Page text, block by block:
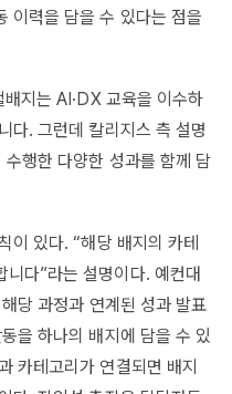
이력을 담을 수 있다는 점을
지는 AI·DX 교육을 이수하
다. 그런데 칼리지스 측 설명
행한 다양한 성과를 함께 담
이 있다. “해당 배지의 카테
다”라는 설명이다. 예컨대
당 과정과 연계된 성과 발표
을 하나의 배지에 담을 수 있
카테고리가 연결되면 배지